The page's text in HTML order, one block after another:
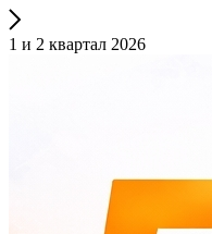
1 и 2 квартал 2026